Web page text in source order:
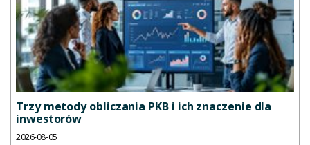
Trzy metody obliczania PKB i ich znaczenie dla
inwestorów
2026-08-05